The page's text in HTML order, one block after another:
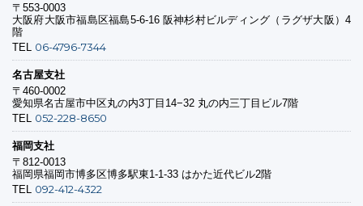
〒553-0003
大阪府大阪市福島区福島5-6-16 阪神杉村ビルディング（ラグザ大阪）4
階
TEL 06-4796-7344
名古屋支社
〒460-0002
愛知県名古屋市中区丸の内3丁目14−32 丸の内三丁目ビル7階
TEL 052-228-8650
福岡支社
〒812-0013
福岡県福岡市博多区博多駅東1-1-33 はかた近代ビル2階
TEL 092-412-4322